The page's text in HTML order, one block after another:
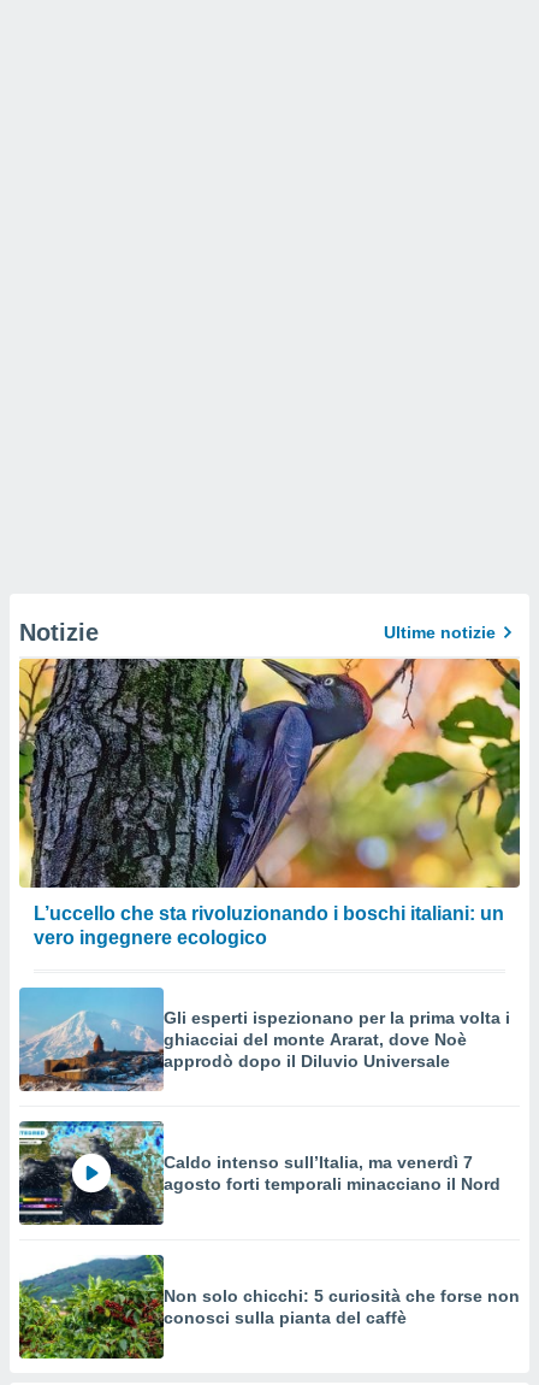
Notizie Ultime notizie
L’uccello che sta rivoluzionando i boschi italiani: un
vero ingegnere ecologico
Gli esperti ispezionano per la prima volta i
ghiacciai del monte Ararat, dove Noè
approdò dopo il Diluvio Universale
Caldo intenso sull’Italia, ma venerdì 7
agosto forti temporali minacciano il Nord
Non solo chicchi: 5 curiosità che forse non
conosci sulla pianta del caffè